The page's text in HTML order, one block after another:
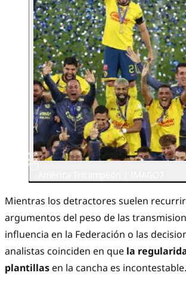
Mientras los detractores suelen
argumentos del peso de las
influencia en la Federación o las
analistas coinciden en que la
plantillas en la cancha es incontestable.